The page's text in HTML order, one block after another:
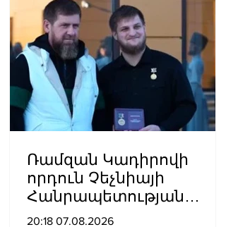
Ռամզան Կադիրովի
որդուն Չեչնիայի
Հանրապետության
հերոսի կոչում են
20:18 07.08.2026